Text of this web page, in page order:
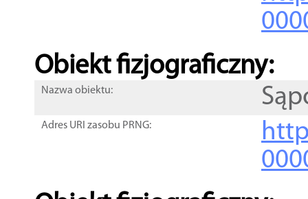
Obiekt fizjograficzny:
Nazwa obiektu:
Adres URI zasobu PRNG: